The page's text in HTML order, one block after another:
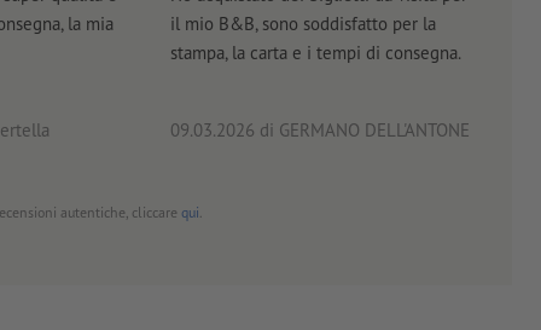
la mia
il mio B&B, sono soddisfatto per la
stampa, la carta e i tempi di consegna.
09.03.2026 di GERMANO DELL'ANTONE
autentiche, cliccare qui.